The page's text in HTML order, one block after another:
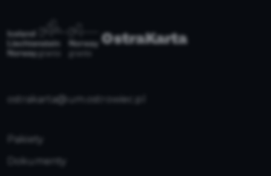
ostrakarta@um.ostrowiec.pl
Pakiety
Dokumenty